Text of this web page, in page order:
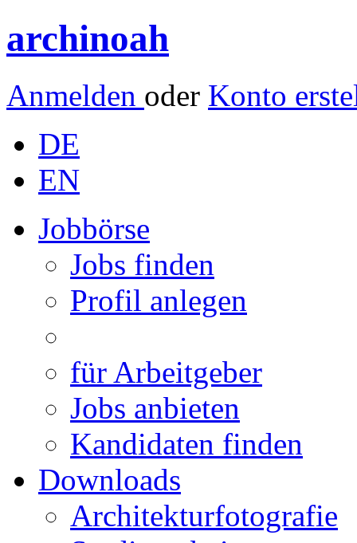
archinoah
Anmelden oder Konto
DE
EN
Jobbörse
Jobs finden
Profil anlegen
für Arbeitgeber
Jobs anbieten
Kandidaten finden
Downloads
Architekturfotografie